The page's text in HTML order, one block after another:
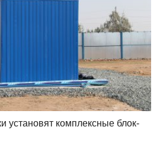
установят комплексные блок-